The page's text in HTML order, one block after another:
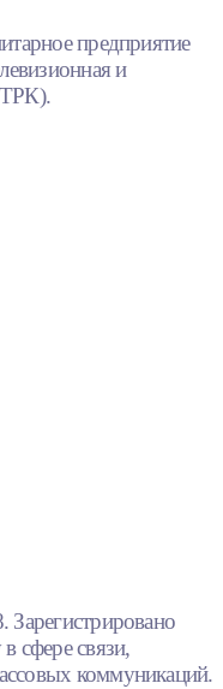
предприятие
и
сфере связи,
коммуникаций.